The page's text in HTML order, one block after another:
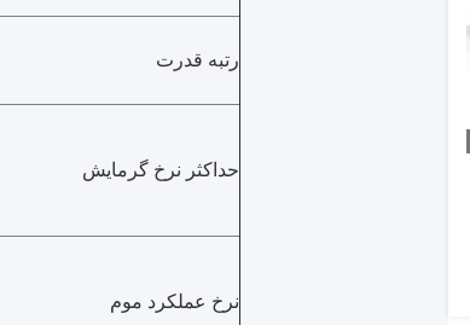
رتبه قدرت
حداکثر نرخ گرمایش
نرخ عملکرد موم